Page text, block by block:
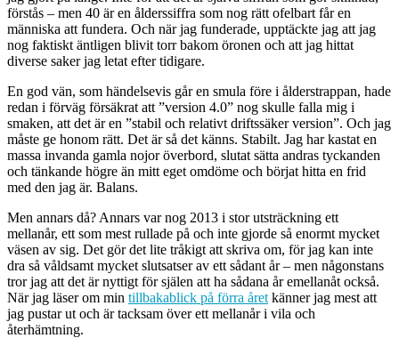
förstås – men 40 är en ålderssiffra som nog rätt ofelbart får en
människa att fundera. Och när jag funderade, upptäckte jag att jag
nog faktiskt äntligen blivit torr bakom öronen och att jag hittat
diverse saker jag letat efter tidigare.
En god vän, som händelsevis går en smula före i ålderstrappan, hade
redan i förväg försäkrat att ”version 4.0” nog skulle falla mig i
smaken, att det är en ”stabil och relativt driftssäker version”. Och jag
måste ge honom rätt. Det är så det känns. Stabilt. Jag har kastat en
massa invanda gamla nojor överbord, slutat sätta andras tyckanden
och tänkande högre än mitt eget omdöme och börjat hitta en frid
med den jag är. Balans.
Men annars då? Annars var nog 2013 i stor utsträckning ett
mellanår, ett som mest rullade på och inte gjorde så enormt mycket
väsen av sig. Det gör det lite tråkigt att skriva om, för jag kan inte
dra så våldsamt mycket slutsatser av ett sådant år – men någonstans
tror jag att det är nyttigt för själen att ha sådana år emellanåt också.
När jag läser om min tillbakablick på förra året känner jag mest att
jag pustar ut och är tacksam över ett mellanår i vila och
återhämtning.